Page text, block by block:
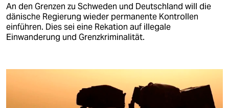
An den Grenzen zu Schweden und Deutschland will die
dänische Regierung wieder permanente Kontrollen
einführen. Dies sei eine Rekation auf illegale
Einwanderung und Grenzkriminalität.